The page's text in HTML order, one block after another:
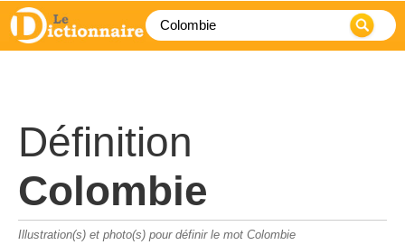
Définition
Colombie
Illustration(s) et photo(s) pour définir le mot Colombie